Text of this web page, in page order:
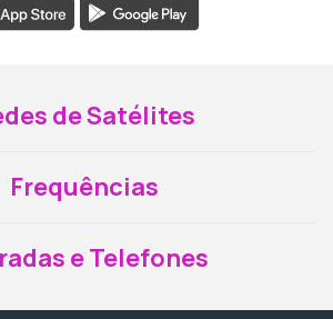
de Satélites
Frequências
e Telefones